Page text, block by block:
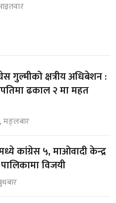
गुल्मीको क्षत्रीय अधिबेशन :
ढकाल २ मा महत
मङ्लबार
कांग्रेस ५, माओवादी केन्द्र
विजयी